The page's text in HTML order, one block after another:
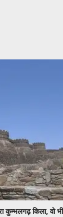
कुम्भलगढ़ किला, वो भी